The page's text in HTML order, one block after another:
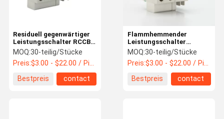
Flammhemmender
Leistungsschalter
IEC60898 RCD SCB8LE
RCBO
MOQ:30-teilig/Stücke
Preis:$3.00 - $22.00 / Piece
Bestpreis
contact
Residuell gegenwärtiger
Leistungsschalter RCCB
ELCB SCB8LE
MOQ:30-teilig/Stücke
Preis:$3.00 - $22.00 / Piece
Bestpreis
contact